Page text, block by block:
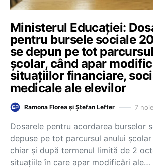
Ministerul Educației:
pentru bursele sociale
se depun pe tot
școlar, când apar
situațiilor financiare,
medicale ale elevilor
Ramona Florea și Ștefan Lefter 7
Dosarele pentru acordarea burselor
depuse pe tot parcursul anului
chiar și după termenul limită de 2
situațiile în care apar modificări ale…